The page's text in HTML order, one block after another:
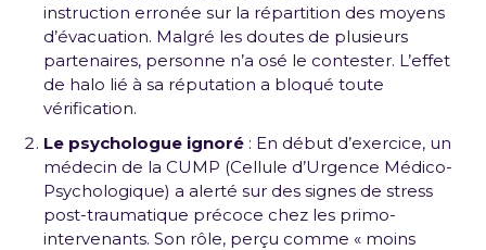
instruction erronée sur la répartition des moyens
d’évacuation. Malgré les doutes de plusieurs
partenaires, personne n’a osé le contester. L’effet
de halo lié à sa réputation a bloqué toute
vérification.
Le psychologue ignoré : En début d’exercice, un
médecin de la CUMP (Cellule d’Urgence Médico-
Psychologique) a alerté sur des signes de stress
post-traumatique précoce chez les primo-
intervenants. Son rôle, perçu comme « moins